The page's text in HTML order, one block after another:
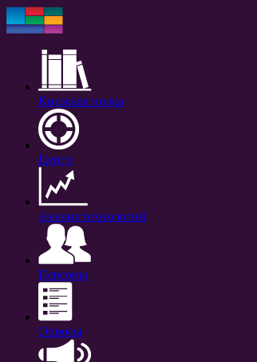
Книжная полка
Центр
Анализ технологий
Персоны
Опросы